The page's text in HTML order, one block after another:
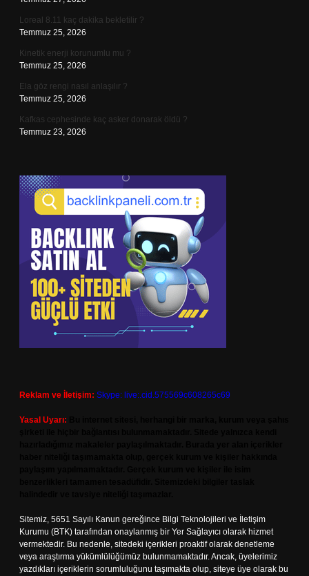
Loreal 8.11 kaç dakika bekletilir ?
Temmuz 25, 2026
Kinetik enerji korunumlu mu ?
Temmuz 25, 2026
Ela göz rengi nasıl anlaşılır ?
Temmuz 25, 2026
Kafkas cephesinde kaç asker donarak öldü ?
Temmuz 23, 2026
Reklam ve İletişim: Skype: live:.cid.575569c608265c69
Yasal Uyarı:
Sitemiz, 5651 Sayılı Kanun gereğince Bilgi Teknolojileri ve İletişim
Kurumu (BTK) tarafından onaylanmış bir Yer Sağlayıcı olarak hizmet
vermektedir. Bu nedenle, sitedeki içerikleri proaktif olarak denetleme
veya araştırma yükümlülüğümüz bulunmamaktadır. Ancak, üyelerimiz
yazdıkları içeriklerin sorumluluğunu taşımakta olup, siteye üye olarak bu